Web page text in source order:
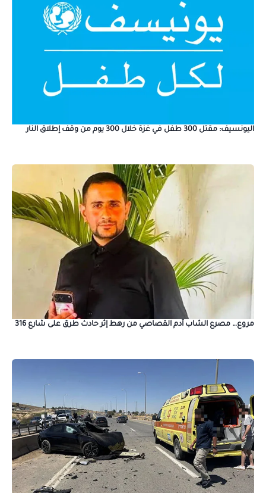
اليونسيف: مقتل 300 طفل في غزة خلال 300 يوم من وقف إطلاق النار
مروع… مصرع الشاب آدم القصاصي من رهط إثر حادث طرق على شارع 316